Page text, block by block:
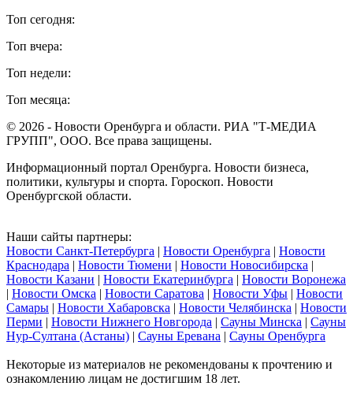
Топ сегодня:
Топ вчера:
Топ недели:
Топ месяца:
© 2026 - Новости Оренбурга и области. РИА "Т-МЕДИА
ГРУПП", ООО. Все права защищены.
Информационный портал Оренбурга. Новости бизнеса,
политики, культуры и спорта. Гороскоп. Новости
Оренбургской области.
Наши сайты партнеры:
Новости Санкт-Петербурга | Новости Оренбурга | Новости
Краснодара | Новости Тюмени | Новости Новосибирска |
Новости Казани | Новости Екатеринбурга | Новости Воронежа
| Новости Омска | Новости Саратова | Новости Уфы | Новости
Самары | Новости Хабаровска | Новости Челябинска | Новости
Перми | Новости Нижнего Новгорода | Сауны Минска | Сауны
Нур-Султана (Астаны) | Сауны Еревана | Сауны Оренбурга
Некоторые из материалов не рекомендованы к прочтению и
ознакомлению лицам не достигшим 18 лет.